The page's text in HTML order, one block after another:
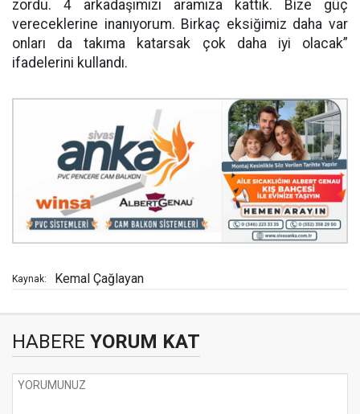
zordu. 4 arkadaşımızı aramıza kattık. Bize güç
vereceklerine inanıyorum. Birkaç eksiğimiz daha var
onları da takıma katarsak çok daha iyi olacak”
ifadelerini kullandı.
Kaynak: Kemal Çağlayan
HABERE YORUM KAT